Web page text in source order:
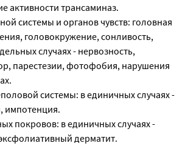
активности трансаминаз.
системы и органов чувств: головная
головокружение, сонливость,
случаях - нервозность,
парестезии, фотофобия, нарушения
системы: в единичных случаях -
импотенция.
покровов: в единичных случаях -
дерматит.